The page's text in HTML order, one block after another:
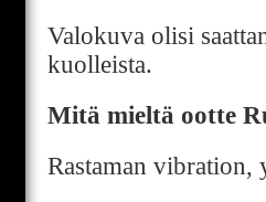
Valokuva olisi
kuolleista.
Mitä mieltä ootte
Rastaman vibration,